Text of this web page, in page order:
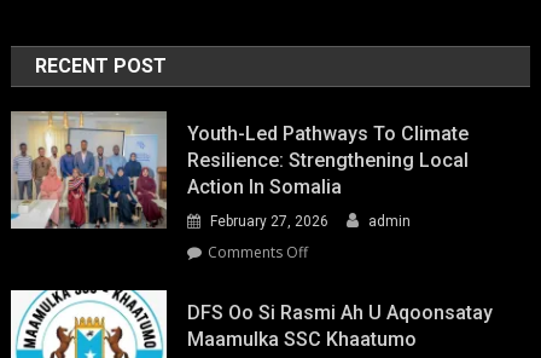
RECENT POST
Youth-Led Pathways To Climate
Resilience: Strengthening Local
Action In Somalia
February 27, 2026 admin
Comments Offon
Led
Pathways
to
DFS Oo Si Rasmi Ah U Aqoonsatay
Maamulka SSC Khaatumo